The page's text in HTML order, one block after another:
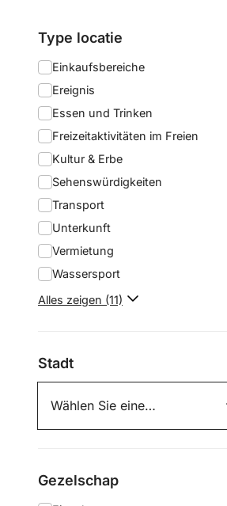
Filtern
nach:
Type locatie
Einkaufsbereiche
Ereignis
Essen und Trinken
Freizeitaktivitäten im Freien
Kultur & Erbe
Sehenswürdigkeiten
Transport
Unterkunft
Vermietung
Wassersport
Alles zeigen (11)
Stadt
Gezelschap